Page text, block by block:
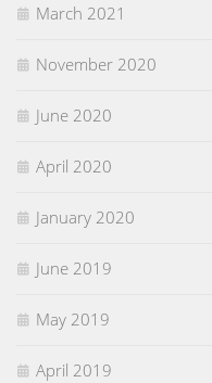
March 2021
November 2020
June 2020
April 2020
January 2020
June 2019
May 2019
April 2019